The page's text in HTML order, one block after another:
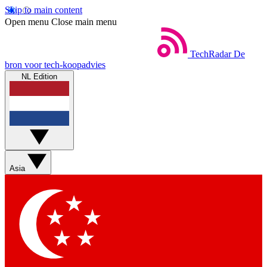
Skip to main content
Open menu Close main menu
TechRadar De
bron voor tech-koopadvies
NL Edition
Asia